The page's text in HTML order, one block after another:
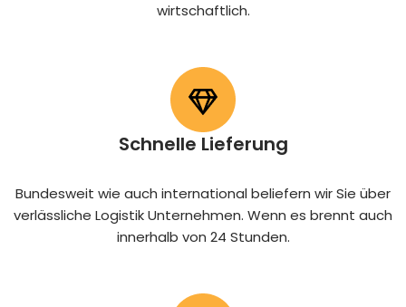
wirtschaftlich.
Schnelle Lieferung
Bundesweit wie auch international beliefern wir Sie über
verlässliche Logistik Unternehmen. Wenn es brennt auch
innerhalb von 24 Stunden.